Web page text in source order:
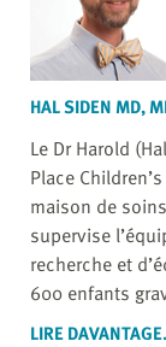
HAL SIDEN MD,
Le Dr Harold
Place
maison de
supervise
recherche et
600 enfants
LIRE